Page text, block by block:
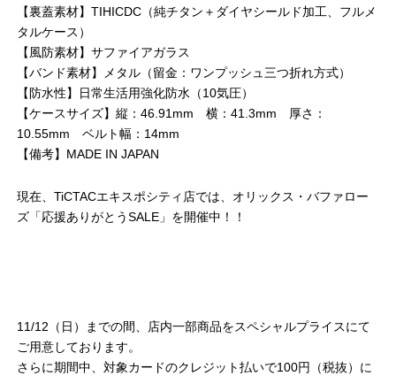
【裏蓋素材】TIHICDC（純チタン＋ダイヤシールド加工、フルメ
タルケース）
【風防素材】サファイアガラス
【バンド素材】メタル（留金：ワンプッシュ三つ折れ方式）
【防水性】日常生活用強化防水（10気圧）
【ケースサイズ】縦：46.91mm 横：41.3mm 厚さ：
10.55mm ベルト幅：14mm
【備考】MADE IN JAPAN
現在、TiCTACエキスポシティ店では、オリックス・バファロー
ズ「応援ありがとうSALE」を開催中！！
11/12（日）までの間、店内一部商品をスペシャルプライスにて
ご用意しております。
さらに期間中、対象カードのクレジット払いで100円（税抜）に